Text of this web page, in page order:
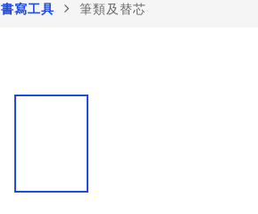
書寫工具 筆類及替芯